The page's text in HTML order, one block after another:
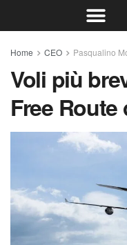
Home CEO Pasqualino
Voli più
Free Route